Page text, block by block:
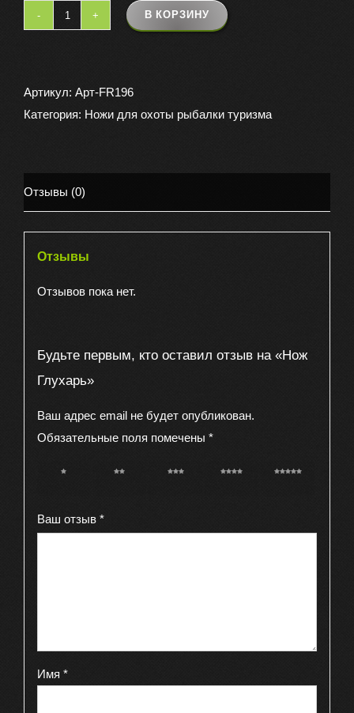
Количество
Глухарь
В КОРЗИНУ
Артикул: Арт-FR196
Категория: Ножи для охоты рыбалки туризма
Отзывы (0)
Отзывы
Отзывов пока нет.
Будьте первым, кто оставил отзыв на «Нож
Глухарь»
Ваш адрес email не будет опубликован.
Обязательные поля помечены *
1 из 5
2 из 5
3 из 5
4 из 5
5 из 5
Ваш отзыв *
Имя *